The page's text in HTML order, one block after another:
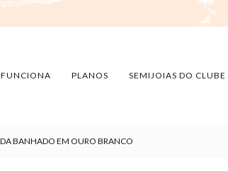
PLANOS SEMIJOIAS DO CLUBE
BANHADO EM OURO BRANCO